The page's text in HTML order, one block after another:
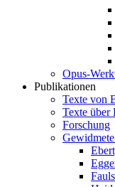
Opus-
Publikationen
Texte von
Texte über
Forschung